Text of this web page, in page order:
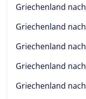
Griechenland nach
Griechenland nach
Griechenland nach
Griechenland nach
Griechenland nach